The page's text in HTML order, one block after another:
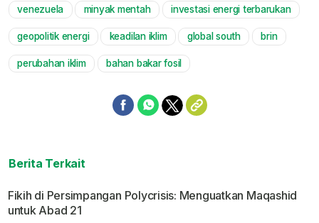
venezuela minyak mentah investasi energi terbarukan
geopolitik energi keadilan iklim global south brin
perubahan iklim bahan bakar fosil
Berita Terkait
Fikih di Persimpangan Polycrisis: Menguatkan Maqashid
untuk Abad 21